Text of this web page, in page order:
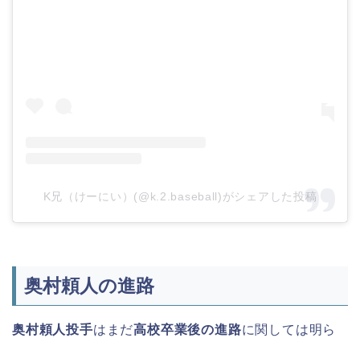
K兄（けーにい）(@k.2.baseball)がシェアした投稿
奥村頼人の進路
奥村頼人投手はまだ高校卒業後の進路に関しては明ら